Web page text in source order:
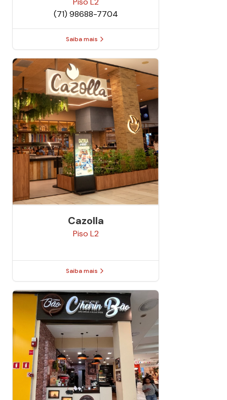
(71) 98688-7704
Saiba mais
Cazolla
Piso L2
Saiba mais